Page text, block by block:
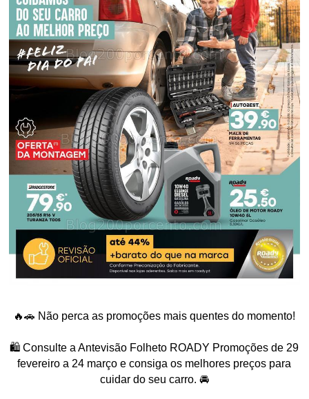
🔥🚗 Não perca as promoções mais quentes do momento!
🛍️ Consulte a Antevisão Folheto ROADY Promoções de 29
fevereiro a 24 março e consiga os melhores preços para
cuidar do seu carro. 🚘